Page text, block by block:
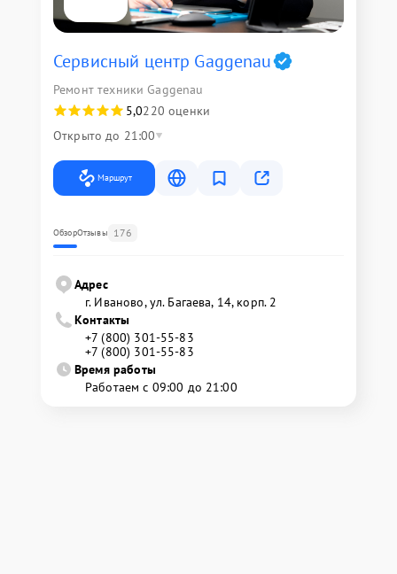
Сервисный центр Gaggenau
Ремонт техники Gaggenau
5,0220 оценки
Открыто до 21:00
Маршрут
ОбзорОтзывы 176
Адрес
г. Иваново, ул. Багаева, 14, корп. 2
Контакты
+7 (800) 301-55-83
+7 (800) 301-55-83
Время работы
Работаем с 09:00 до 21:00